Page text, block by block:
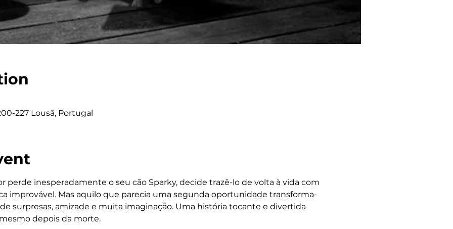
227 Lousã, Portugal
perde inesperadamente o seu cão Sparky, decide trazê-lo de volta à vida com
improvável. Mas aquilo que parecia uma segunda oportunidade transforma-
surpresas, amizade e muita imaginação. Uma história tocante e divertida
depois da morte.